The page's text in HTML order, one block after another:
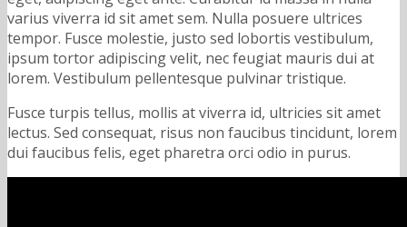
varius viverra id sit amet sem. Nulla posuere ultrices
tempor. Fusce molestie, justo sed lobortis vestibulum,
ipsum tortor adipiscing velit, nec feugiat mauris dui at
lorem. Vestibulum pellentesque pulvinar tristique.
Fusce turpis tellus, mollis at viverra id, ultricies sit amet
lectus. Sed consequat, risus non faucibus tincidunt, lorem
dui faucibus felis, eget pharetra orci odio in purus.